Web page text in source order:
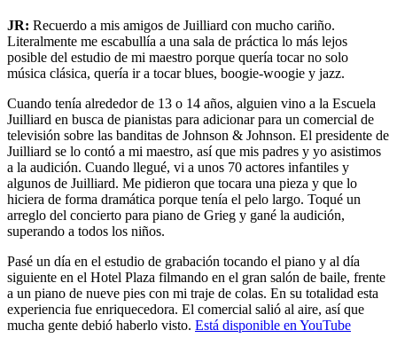
JR: Recuerdo a mis amigos de Juilliard con mucho cariño.
Literalmente me escabullía a una sala de práctica lo más lejos
posible del estudio de mi maestro porque quería tocar no solo
música clásica, quería ir a tocar blues, boogie-woogie y jazz.
Cuando tenía alrededor de 13 o 14 años, alguien vino a la Escuela
Juilliard en busca de pianistas para adicionar para un comercial de
televisión sobre las banditas de Johnson & Johnson. El presidente de
Juilliard se lo contó a mi maestro, así que mis padres y yo asistimos
a la audición. Cuando llegué, vi a unos 70 actores infantiles y
algunos de Juilliard. Me pidieron que tocara una pieza y que lo
hiciera de forma dramática porque tenía el pelo largo. Toqué un
arreglo del concierto para piano de Grieg y gané la audición,
superando a todos los niños.
Pasé un día en el estudio de grabación tocando el piano y al día
siguiente en el Hotel Plaza filmando en el gran salón de baile, frente
a un piano de nueve pies con mi traje de colas. En su totalidad esta
experiencia fue enriquecedora. El comercial salió al aire, así que
mucha gente debió haberlo visto. Está disponible en YouTube